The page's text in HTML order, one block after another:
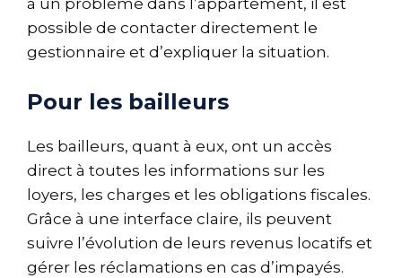
possible de contacter directement le
gestionnaire et d’expliquer la situation.
Pour les bailleurs
Les bailleurs, quant à eux, ont un accès
direct à toutes les informations sur les
loyers, les charges et les obligations fiscales.
Grâce à une interface claire, ils peuvent
suivre l’évolution de leurs revenus locatifs et
gérer les réclamations en cas d’impayés.